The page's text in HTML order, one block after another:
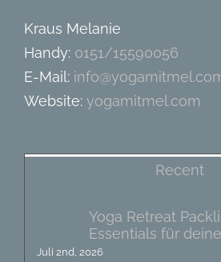
Kraus Melanie
Handy: 0151/15590056
E-Mail:
Website: yogamitmel.com
Recent
Yoga Retreat
Essentials für
Juli 2nd, 2026